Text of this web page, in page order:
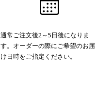
通常ご注文後2～5日後になりま
す。オーダーの際にご希望のお届
け日時をご指定ください。